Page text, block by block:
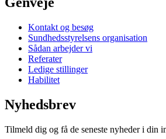
Kontakt og besøg
Sundhedsstyrelsens organisation
Sådan arbejder vi
Referater
Ledige stillinger
Habilitet
Nyhedsbrev
Tilmeld dig og få de seneste nyheder i din